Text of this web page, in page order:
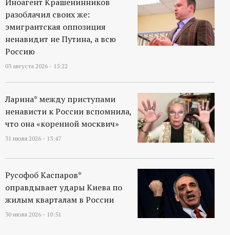
разоблачил своих же:
эмигрантская оппозиция
ненавидит не Путина, а всю
Россию
03 августа 2026 - 15:22
Ларина* между приступами
ненависти к России вспомнила,
что она «коренной москвич»
31 июля 2026 - 13:47
Русофоб Каспаров*
оправдывает удары Киева по
жилым кварталам в России
30 июля 2026 - 10:51